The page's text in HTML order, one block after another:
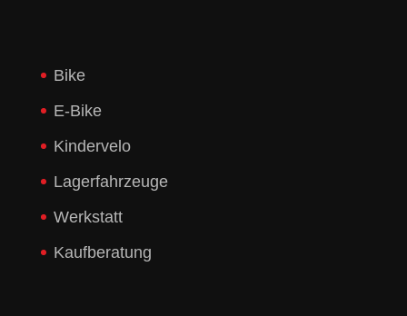
Bike
E-Bike
Kindervelo
Lagerfahrzeuge
Werkstatt
Kaufberatung